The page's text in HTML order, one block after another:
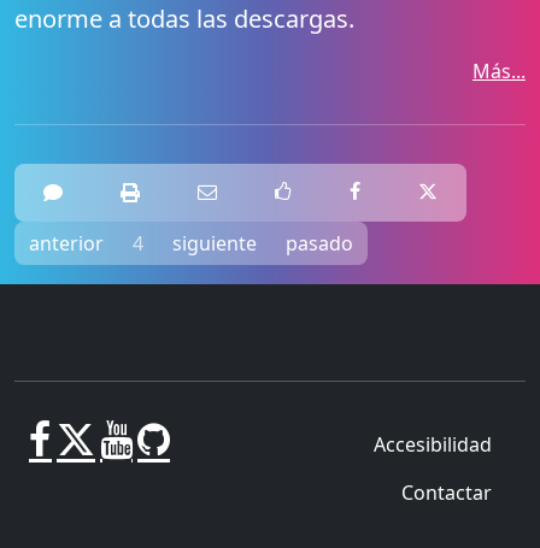
enorme a todas las descargas.
Más...
anterior 4 siguiente pasado
Accesibilidad
Contactar